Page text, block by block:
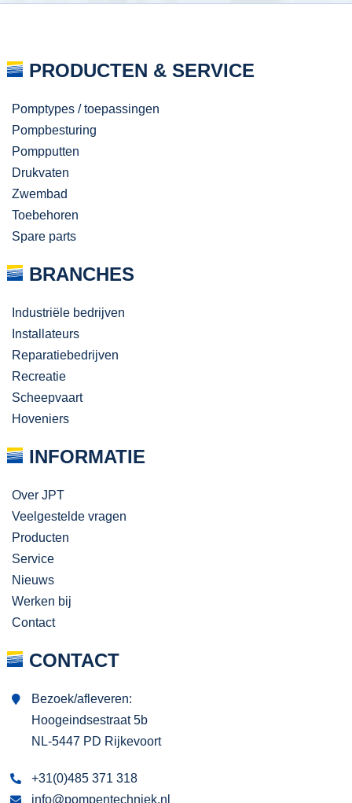
PRODUCTEN & SERVICE
Pomptypes / toepassingen
Pompbesturing
Pompputten
Drukvaten
Zwembad
Toebehoren
Spare parts
BRANCHES
Industriële bedrijven
Installateurs
Reparatiebedrijven
Recreatie
Scheepvaart
Hoveniers
INFORMATIE
Over JPT
Veelgestelde vragen
Producten
Service
Nieuws
Werken bij
Contact
CONTACT
Bezoek/afleveren:
Hoogeindsestraat 5b
NL-5447 PD Rijkevoort
+31(0)485 371 318
info@pompentechniek.nl